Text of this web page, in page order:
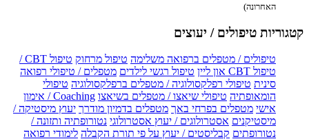
האחרונה)
קטגוריות טיפולים / יעוצים
טיפולים / מטפלים ברפואה משלימה טיפול מרחוק
טיפול CBT /
טיפול CBT און ליין
טיפול רגשי לילדים מטפלים / טיפולי רפואה
סינית טיפולי רפלקסולוגיה / מטפלים ברפלקסולוגיה טיפולי
הומאופתיה טיפולי שיאצו / מטפלים בשיאצו
Coaching / אימון
אישי מטפלים בפרחי באך מטפלים בדמיון מודרך יעוץ מיסטיקה /
מיסטיקנים אסטרולוגים / יעוץ אסטרולוגי נטורופתיה ותזונה /
נטורופתים קבליסטים / יעוץ על פי תורת הקבלה לימודי רפואה